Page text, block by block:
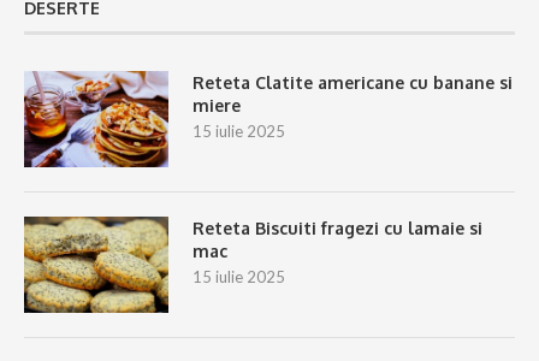
DESERTE
Reteta Clatite americane cu banane si
miere
15 iulie 2025
Reteta Biscuiti fragezi cu lamaie si
mac
15 iulie 2025